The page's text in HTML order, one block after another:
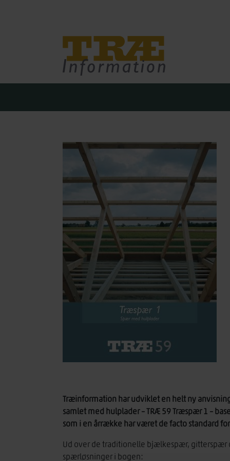
Træinformation har udviklet en helt ny
samlet med hulplader – TRÆ 59 Træspær 1 –
som i en årrække har været de facto standard
Ud over de traditionelle bjælkespær, gitterspær
spærløsninger i bogen: